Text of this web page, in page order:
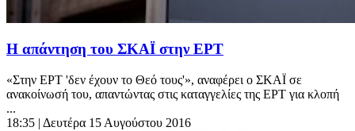
Η απάντηση του ΣΚΑΪ στην ΕΡΤ
«Στην ΕΡΤ 'δεν έχουν το Θεό τους'», αναφέρει ο ΣΚΑΪ σε
ανακοίνωσή του, απαντώντας στις καταγγελίες της ΕΡΤ για κλοπή
...
18:35 | Δευτέρα 15 Αυγούστου 2016